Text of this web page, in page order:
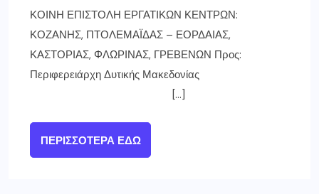
ΚΟΙΝΗ ΕΠΙΣΤΟΛΗ ΕΡΓΑΤΙΚΩΝ ΚΕΝΤΡΩΝ:
ΚΟΖΑΝΗΣ, ΠΤΟΛΕΜΑΪΔΑΣ – ΕΟΡΔΑΙΑΣ,
ΚΑΣΤΟΡΙΑΣ, ΦΛΩΡΙΝΑΣ, ΓΡΕΒΕΝΩΝ Προς:
Περιφερειάρχη Δυτικής Μακεδονίας
[…]
ΠΕΡΙΣΣΌΤΕΡΑ ΕΔΏ